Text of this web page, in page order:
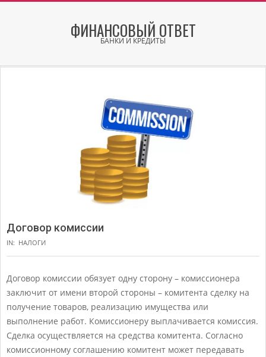
ФИНАНСОВЫЙ ОТВЕТ
БАНКИ И КРЕДИТЫ
Договор комиссии
IN: НАЛОГИ
Договор комиссии обязует одну сторону – комиссионера
заключит от имени второй стороны – комитента сделку на
получение товаров, реализацию имущества или
выполнение работ. Комиссионеру выплачивается комиссия.
Сделка осуществляется на средства комитента. Согласно
комиссионному соглашению комитент может передавать